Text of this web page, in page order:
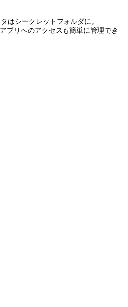
はシークレットフォルダに。
プリへのアクセスも簡単に管理でき